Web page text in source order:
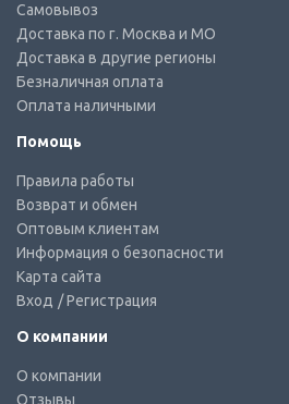
Самовывоз
Доставка по г. Москва и МО
Доставка в другие регионы
Безналичная оплата
Оплата наличными
Помощь
Правила работы
Возврат и обмен
Оптовым клиентам
Информация о безопасности
Карта сайта
Вход / Регистрация
О компании
О компании
Отзывы